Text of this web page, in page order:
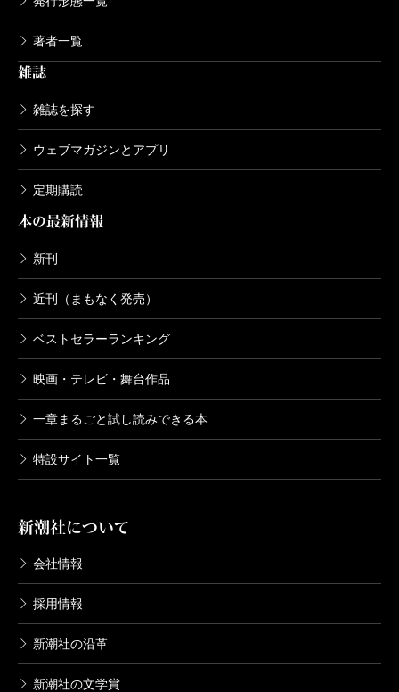
著者一覧
雑誌
雑誌を探す
ウェブマガジンとアプリ
定期購読
本の最新情報
新刊
近刊（まもなく発売）
ベストセラーランキング
映画・テレビ・舞台作品
一章まるごと試し読みできる本
特設サイト一覧
新潮社について
会社情報
採用情報
新潮社の沿革
新潮社の文学賞